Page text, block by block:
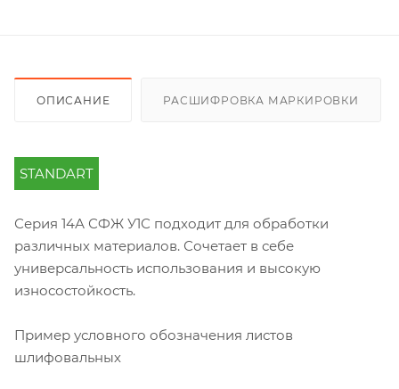
ОПИСАНИЕ РАСШИФРОВКА МАРКИРОВКИ
STANDART
Серия 14А СФЖ У1С подходит для обработки
различных материалов. Сочетает в себе
универсальность использования и высокую
износостойкость.
Пример условного обозначения листов
шлифовальных